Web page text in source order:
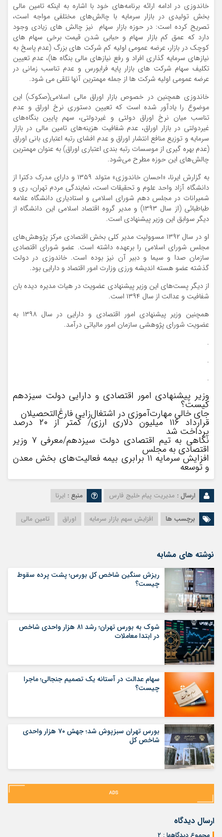
خاندوزی در ادامه ارائه برنامه‌های خود با اشاره به اینکه تامین مالی
بخش تولیدی در بازار سرمایه با چالش‌های مختلفی مواجه است،
تصریح کرده است: در حوزه بازار سهام نیز چالش های زیادی وجود
دارد که عمق کم بازار سهام و حبابی شدن قیمت برخی سهام های
کوچک در بازار، عرضه عمومی اولیه کم شرکت های بزرگ (عدم پاسخ به
نیازهای سرمایه گذاری افراد و رفع نیازهای مالی بنگاه ها)، عدم تعیین
تکلیف سهام شرکت های بازار پایه فرابورس و عدم تناسب زمانی در
عرضه عمومی اولیه شرکت ها از جمله مهمترین آنها تلقی می شود.
خاندوزی همچنین در خصوص بازار اوراق مالی اسلامی(صکوک) این
موضوع را یادآور شده است که تعیین دستوری نرخ اوراق و عدم
تناسب میان نرخ اوراق دولتی و غیردولتی، سهم پایین بنگاه‌های
غیردولتی در بازار اوراق، عدم شفافیت هزینه‌های تامین مالی در بازار
سرمایه و توزیع منافع انتشار اوراق و عدم افشای رتبه اعتباری بانی اوراق
(عدم بهره گیری از موسسات رتبه بندی اعتباری اوراق) به عنوان مهمترین
چالش‌های این حوزه مطرح می‌شود.
به گزارش ایرنا، «احسان خاندوزی» متولد ۱۳۵۹ و دارای مدرک دکترا از
دانشگاه آزاد واحد علوم و تحقیقات است، نمایندگی مردم تهران، ری و
شمیرانات در مجلس دهم شورای اسلامی و استادیاری دانشگاه علامه
طباطبائی (از سال ۱۳۹۳) و مدیر گروه اقتصاد اسلامی این دانشگاه از
دیگر سوابق این وزیر پیشنهادی است.
او در سال ۱۳۹۲ مسوولیت مدیر کلی بخش اقتصادی مرکز پژوهش‌های
مجلس شورای اسلامی را برعهده داشته است. عضو شورای اقتصادی
سازمان صدا و سیما و دبیر آن نیز بوده است. خاندوزی در دولت
گذشته عضو هسته اندیشه ورزی وزارت امور اقتصاد و دارایی بود.
از دیگر پست‌های این وزیر پیشنهادی عضویت در هیات مدیره دیده بان
شفافیت و عدالت از سال ۱۳۹۴ است.
همچنین وزیر پیشنهادی امور اقتصادی و دارایی در سال ۱۳۹۸ به
عضویت شورای پژوهشی سازمان امور مالیاتی درآمد.
.
.
.
وزیر پیشنهادی امور اقتصادی و دارایی دولت سیزدهم
کیست؟
جای خالی مهارت‌آموزی در اشتغال‌زایی فارغ‌التحصیلان
قرارداد ۱۱۶ میلیون دلاری ارزی/ کمتر از ۲۰ درصد
پرداخت شد
نگاهی به تیم اقتصادی دولت سیزدهم/معرفی ۷ وزیر
اقتصادی به مجلس
افزایش سرمایه ۱۱ برابری بیمه فعالیت‎‌های بخش معدن
و توسعه
ارسال : مدیریت پیام خلیج فارس منبع : ایرنا
برچسب ها افزایش سهم بازار سرمایه اوراق تامین مالی
نوشته های مشابه
ریزش سنگین شاخص کل بورس؛ پشت پرده سقوط
چیست؟
شوک به بورس تهران؛ رشد ۸۱ هزار واحدی شاخص
در ابتدا معاملات
سهام عدالت در آستانه یک تصمیم جنجالی؛ ماجرا
چیست؟
بورس تهران سبزپوش شد؛ جهش ۷۰ هزار واحدی
شاخص کل
ارسال دیدگاه